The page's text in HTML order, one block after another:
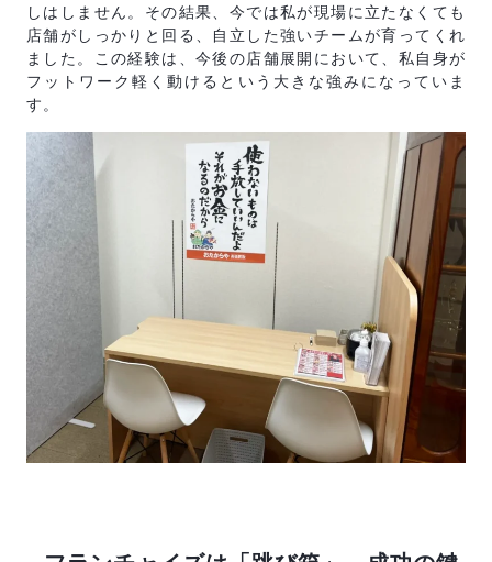
しはしません。その結果、今では私が現場に立たなくても
店舗がしっかりと回る、自立した強いチームが育ってくれ
ました。この経験は、今後の店舗展開において、私自身が
フットワーク軽く動けるという大きな強みになっていま
す。